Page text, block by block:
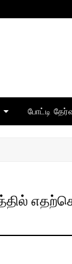
போட்டி